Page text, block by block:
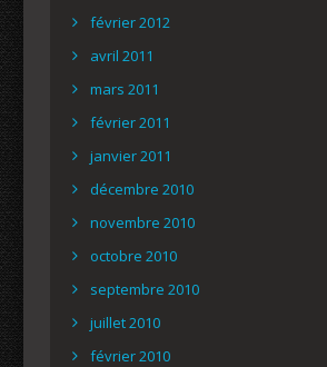
février 2012
avril 2011
mars 2011
février 2011
janvier 2011
décembre 2010
novembre 2010
octobre 2010
septembre 2010
juillet 2010
février 2010